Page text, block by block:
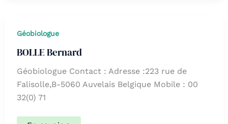
Géobiologue
BOLLE Bernard
Géobiologue Contact : Adresse :223 rue de
Falisolle,B-5060 Auvelais Belgique Mobile : 00
32(0) 71